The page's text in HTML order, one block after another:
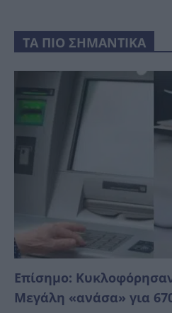
ΤΑ ΠΙΟ ΣΗΜΑΝΤΙΚΑ
Επίσημο:
Μεγάλη «ανάσα» για